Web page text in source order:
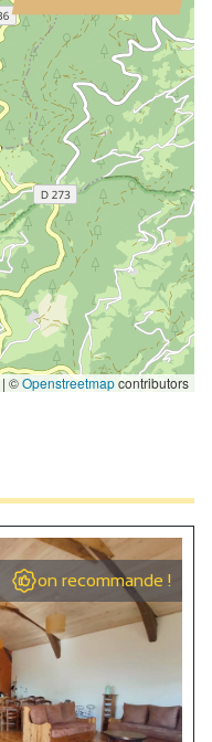
| ©Openstreetmapcontributors
on recommande !